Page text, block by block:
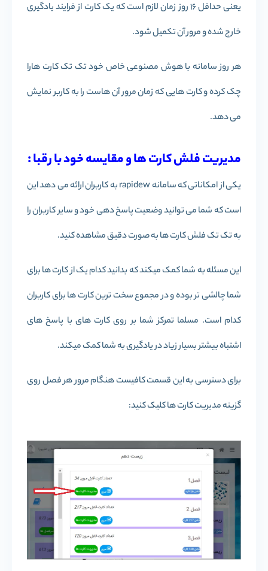
یعنی حداقل 16 روز زمان لازم است که یک کارت از فرایند یادگیری
خارج شده و مرور آن تکمیل شود.
هر روز سامانه با هوش مصنوعی خاص خود تک تک کارت هارا
چک کرده و کارت هایی که زمان مرور آن هاست را به کاربر نمایش
می دهد.
مدیریت فلش کارت ها و مقایسه خود با رقبا :
یکی از امکاناتی که سامانه rapidew به کاربران ارائه می دهد این
است که شما می توانید وضعیت پاسخ دهی خود و سایر کاربران را
به تک تک فلش کارت ها به صورت دقیق مشاهده کنید.
این مسئله به شما کمک میکند که بدانید کدام یک از کارت ها برای
شما چالشی تر بوده و در مجموع سخت ترین کارت ها برای کاربران
کدام است. مسلما تمرکز شما بر روی کارت های با پاسخ های
اشتباه بیشتر بسیار زیاد در یادگیری به شما کمک میکند.
برای دسترسی به این قسمت کافیست هنگام مرور هر فصل روی
گزینه مدیریت کارت ها کلیک کنید: